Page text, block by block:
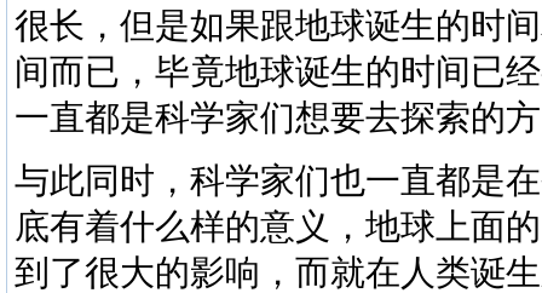
很长，但是如果跟地球诞生的时
间而已，毕竟地球诞生的时间已
一直都是科学家们想要去探索的
与此同时，科学家们也一直都是
底有着什么样的意义，地球上面
到了很大的影响，而就在人类诞